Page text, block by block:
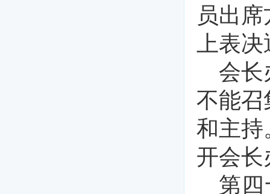
员出
上表
会长
不能召
和主持
开会长
第